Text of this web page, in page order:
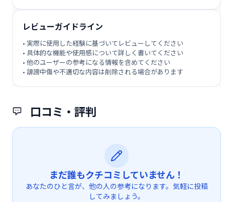
口コミ・評判
まだ誰もクチコミしていません！
あなたのひと言が、他の人の参考になります。気軽に投稿
してみましょう。
レビューガイドライン
• 実際に使用した経験に基づいてレビューしてください
• 具体的な機能や使用感について詳しく書いてください
• 他のユーザーの参考になる情報を含めてください
• 誹謗中傷や不適切な内容は削除される場合があります